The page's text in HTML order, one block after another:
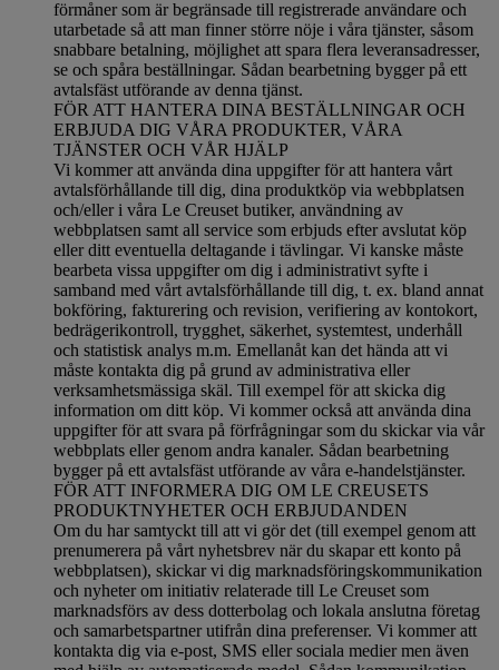
förmåner som är begränsade till registrerade användare och
utarbetade så att man finner större nöje i våra tjänster, såsom
snabbare betalning, möjlighet att spara flera leveransadresser,
se och spåra beställningar. Sådan bearbetning bygger på ett
avtalsfäst utförande av denna tjänst.
FÖR ATT HANTERA DINA BESTÄLLNINGAR OCH
ERBJUDA DIG VÅRA PRODUKTER, VÅRA
TJÄNSTER OCH VÅR HJÄLP
Vi kommer att använda dina uppgifter för att hantera vårt
avtalsförhållande till dig, dina produktköp via webbplatsen
och/eller i våra Le Creuset butiker, användning av
webbplatsen samt all service som erbjuds efter avslutat köp
eller ditt eventuella deltagande i tävlingar. Vi kanske måste
bearbeta vissa uppgifter om dig i administrativt syfte i
samband med vårt avtalsförhållande till dig, t. ex. bland annat
bokföring, fakturering och revision, verifiering av kontokort,
bedrägerikontroll, trygghet, säkerhet, systemtest, underhåll
och statistisk analys m.m. Emellanåt kan det hända att vi
måste kontakta dig på grund av administrativa eller
verksamhetsmässiga skäl. Till exempel för att skicka dig
information om ditt köp. Vi kommer också att använda dina
uppgifter för att svara på förfrågningar som du skickar via vår
webbplats eller genom andra kanaler. Sådan bearbetning
bygger på ett avtalsfäst utförande av våra e-handelstjänster.
FÖR ATT INFORMERA DIG OM LE CREUSETS
PRODUKTNYHETER OCH ERBJUDANDEN
Om du har samtyckt till att vi gör det (till exempel genom att
prenumerera på vårt nyhetsbrev när du skapar ett konto på
webbplatsen), skickar vi dig marknadsföringskommunikation
och nyheter om initiativ relaterade till Le Creuset som
marknadsförs av dess dotterbolag och lokala anslutna företag
och samarbetspartner utifrån dina preferenser. Vi kommer att
kontakta dig via e-post, SMS eller sociala medier men även